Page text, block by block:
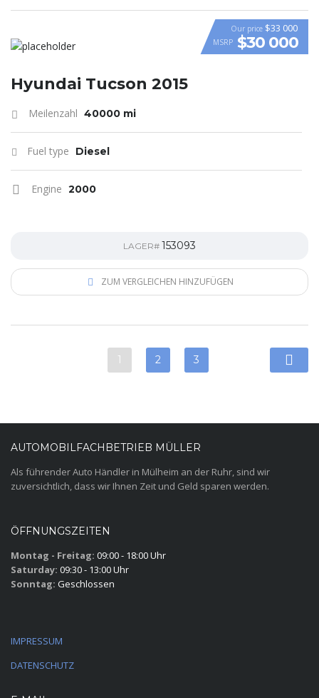
VIDEO
Our price $33 000
MSRP $30 000
Hyundai Tucson 2015
Meilenzahl 40000 mi
Fuel type Diesel
Engine 2000
LAGER# 153093
ZUM VERGLEICHEN HINZUFÜGEN
1 2 3
AUTOMOBILFACHBETRIEB MÜLLER
Als führender Auto Händler in Mülheim an der Ruhr, sind wir
zuversichtlich, dass wir Ihnen Zeit und Geld sparen werden.
ÖFFNUNGSZEITEN
Montag - Freitag: 09:00 - 18:00 Uhr
Saturday: 09:30 - 13:00 Uhr
Sonntag: Geschlossen
IMPRESSUM
DATENSCHUTZ